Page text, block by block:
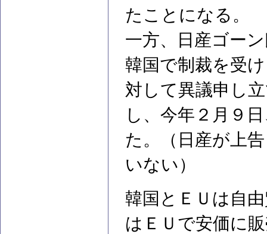
たことになる。
一方、日産ゴー
韓国で制裁を受
対して異議申し
し、今年２月９
た。（日産が上
いない）
韓国とＥＵは自
はＥＵで安価に